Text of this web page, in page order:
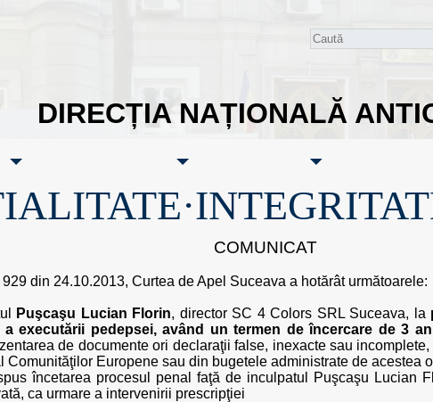
DIRECȚIA NAȚIONALĂ
COMUNICAT
din 24.10.2013, Curtea de Apel Suceava a hotărât următoarele:
Puşcaşu Lucian Florin, director SC 4 Colors SRL Suceava, la
executării pedepsei, având un termen de încercare de 3
de documente ori declaraţii false, inexacte sau
Comunităţilor Europene sau din bugetele administrate de acestea
încetarea procesul penal faţă de inculpatul Puşcaşu Lucian
ca urmare a intervenirii prescripţiei